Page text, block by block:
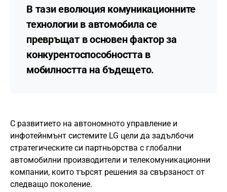
В тази еволюция комуникационните
технологии в автомобила се
превръщат в основен фактор за
конкурентоспособността в
мобилността на бъдещето.
С развитието на автономното управление и
инфотейнмънт системите LG цели да задълбочи
стратегическите си партньорства с глобални
автомобилни производители и телекомуникационни
компании, които търсят решения за свързаност от
следващо поколение.